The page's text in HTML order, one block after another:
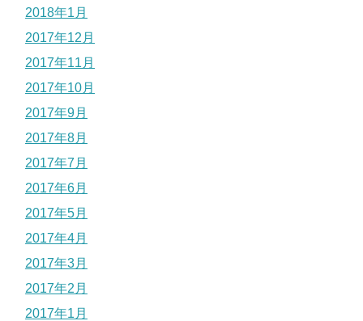
2018年1月
2017年12月
2017年11月
2017年10月
2017年9月
2017年8月
2017年7月
2017年6月
2017年5月
2017年4月
2017年3月
2017年2月
2017年1月